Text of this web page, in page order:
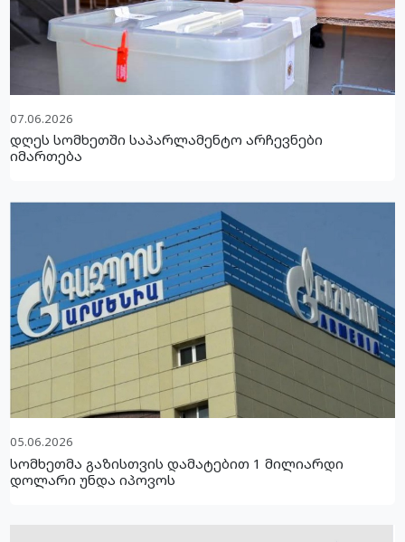
07.06.2026
დღეს სომხეთში საპარლამენტო არჩევნები
იმართება
05.06.2026
სომხეთმა გაზისთვის დამატებით 1 მილიარდი
დოლარი უნდა იპოვოს